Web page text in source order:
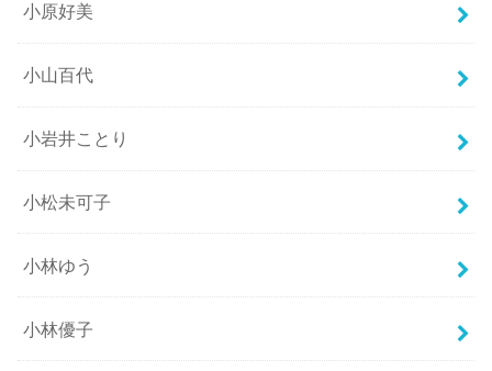
小原好美
小山百代
小岩井ことり
小松未可子
小林ゆう
小林優子